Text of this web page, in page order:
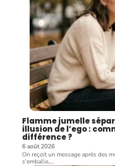
Flamme jumelle
illusion de l’ego :
différence ?
6 août 2026
On reçoit un message après des
s'emballe,…